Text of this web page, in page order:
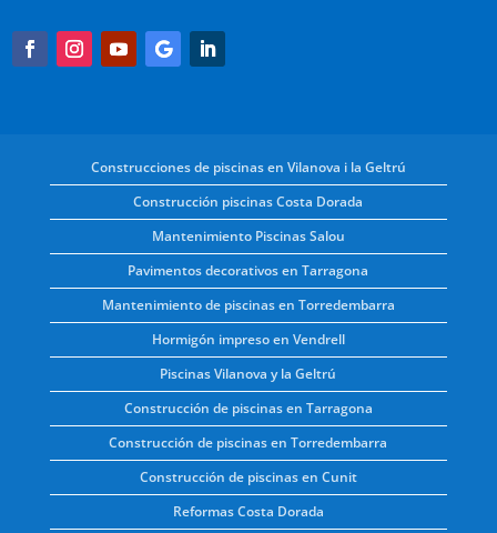
Construcciones de piscinas en Vilanova i la Geltrú
Construcción piscinas Costa Dorada
Mantenimiento Piscinas Salou
Pavimentos decorativos en Tarragona
Mantenimiento de piscinas en Torredembarra
Hormigón impreso en Vendrell
Piscinas Vilanova y la Geltrú
Construcción de piscinas en Tarragona
Construcción de piscinas en Torredembarra
Construcción de piscinas en Cunit
Reformas Costa Dorada